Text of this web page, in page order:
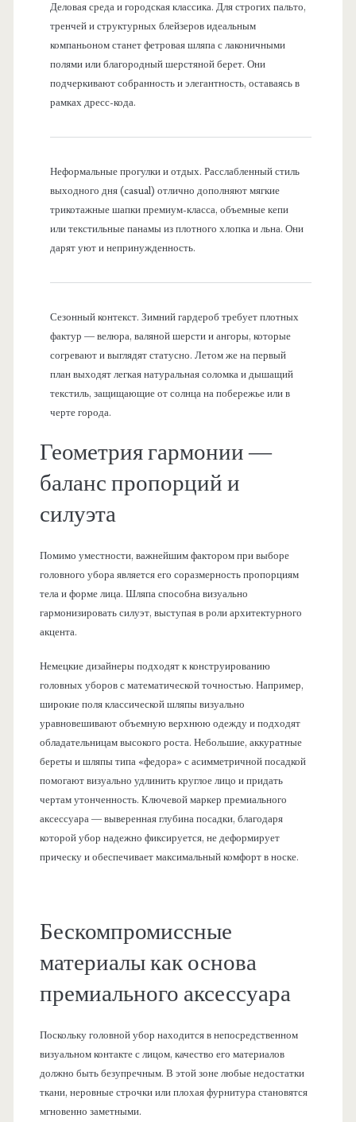
Деловая среда и городская классика. Для строгих пальто,
тренчей и структурных блейзеров идеальным
компаньоном станет фетровая шляпа с лаконичными
полями или благородный шерстяной берет. Они
подчеркивают собранность и элегантность, оставаясь в
рамках дресс-кода.
Неформальные прогулки и отдых. Расслабленный стиль
выходного дня (casual) отлично дополняют мягкие
трикотажные шапки премиум-класса, объемные кепи
или текстильные панамы из плотного хлопка и льна. Они
дарят уют и непринужденность.
Сезонный контекст. Зимний гардероб требует плотных
фактур — велюра, валяной шерсти и ангоры, которые
согревают и выглядят статусно. Летом же на первый
план выходят легкая натуральная соломка и дышащий
текстиль, защищающие от солнца на побережье или в
черте города.
Геометрия гармонии —
баланс пропорций и
силуэта
Помимо уместности, важнейшим фактором при выборе
головного убора является его соразмерность пропорциям
тела и форме лица. Шляпа способна визуально
гармонизировать силуэт, выступая в роли архитектурного
акцента.
Немецкие дизайнеры подходят к конструированию
головных уборов с математической точностью. Например,
широкие поля классической шляпы визуально
уравновешивают объемную верхнюю одежду и подходят
обладательницам высокого роста. Небольшие, аккуратные
береты и шляпы типа «федора» с асимметричной посадкой
помогают визуально удлинить круглое лицо и придать
чертам утонченность. Ключевой маркер премиального
аксессуара — выверенная глубина посадки, благодаря
которой убор надежно фиксируется, не деформирует
прическу и обеспечивает максимальный комфорт в носке.
Бескомпромиссные
материалы как основа
премиального аксессуара
Поскольку головной убор находится в непосредственном
визуальном контакте с лицом, качество его материалов
должно быть безупречным. В этой зоне любые недостатки
ткани, неровные строчки или плохая фурнитура становятся
мгновенно заметными.